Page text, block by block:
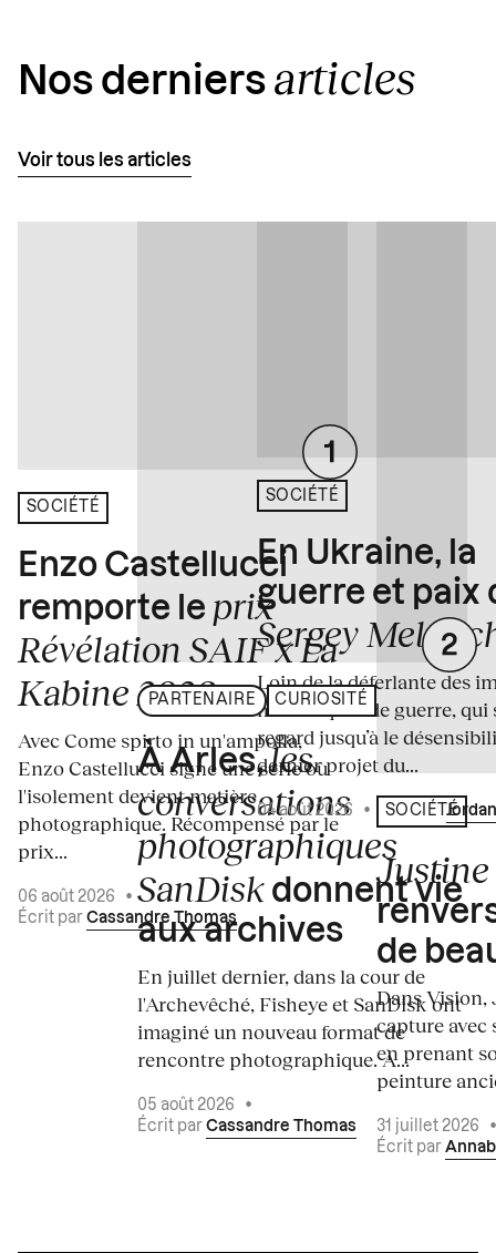
Nos derniers articles
Voir tous les articles
SOCIÉTÉ
Enzo Castellucci
remporte le prix
Révélation SAIF x La
Kabine 2026
Avec Come spirto in un'ampolla,
Enzo Castellucci signe une série où
l'isolement devient matière
photographique. Récompensé par le
prix...
06 août 2026
•
Écrit par Cassandre Thomas
PARTENAIRE CURIOSITÉ
À Arles,les
conversations
photographiques
SanDisk donnent vie
aux archives
En juillet dernier, dans la cour de
l'Archevêché, Fisheye et SanDisk ont
imaginé un nouveau format de
rencontre photographique. À...
05 août 2026
•
Écrit par Cassandre Thomas
SOCIÉTÉ
En Ukraine, la
guerre et paix
Sergey
Loin de la déferlante des
médiatiques de guerre, qui
regard jusqu’à le
dernier projet du...
04 août 2026 • Écrit par
SOCIÉTÉ
de
Dans
capture avec
en prenant
peinture
31 juillet 2026
Écrit par